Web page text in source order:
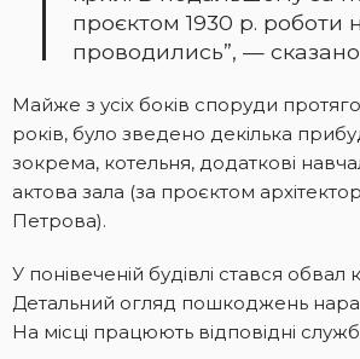
проєктом 1930 р. роботи
проводились”, — сказано
Майже з усіх боків споруди
років, було зведено декілька
зокрема, котельня, додаткові
актова зала (за проєктом
Петрова).
У понівеченій будівлі стався обвал
Детальний огляд пошкоджень
На місці працюють відповідні